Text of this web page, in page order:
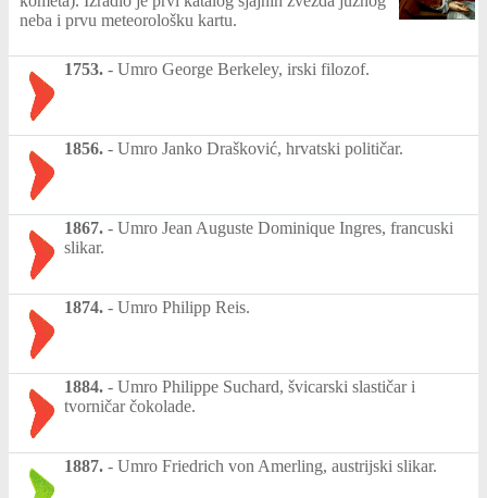
neba i prvu meteorološku kartu.
1753. - Umro George Berkeley, irski filozof.
1856. - Umro Janko Drašković, hrvatski političar.
1867. - Umro Jean Auguste Dominique Ingres, francuski
slikar.
1874. - Umro Philipp Reis.
1884. - Umro Philippe Suchard, švicarski slastičar i
tvorničar čokolade.
1887. - Umro Friedrich von Amerling, austrijski slikar.